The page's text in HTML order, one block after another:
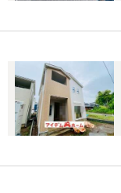
保
す
る